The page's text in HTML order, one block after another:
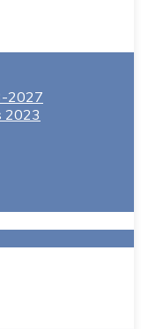
2027
2023